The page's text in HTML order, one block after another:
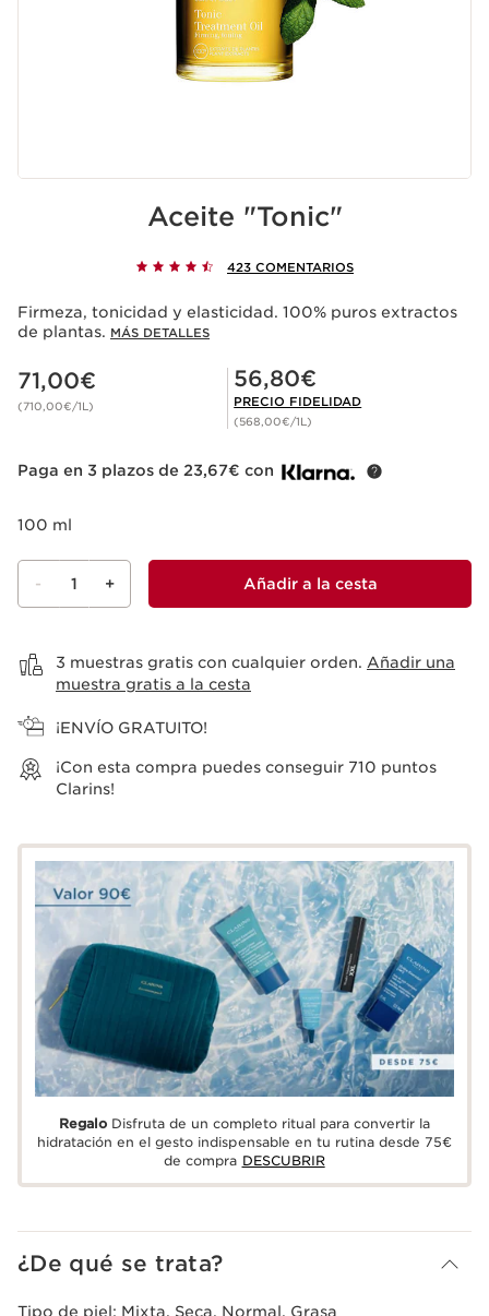
Aceite "Tonic"
423 COMENTARIOS
Firmeza, tonicidad y elasticidad. 100% puros extractos
de plantas. MÁS DETALLES
Precio actual 71,00€
71,00€
(710,00€/1L)
Precio Fidelidad 56,80€
56,80€
PRECIO FIDELIDAD
(568,00€/1L)
Paga en 3 plazos de 23,67€ con
100 ml
- 1 + Añadir a la cesta
3 muestras gratis con cualquier orden. Añadir una
muestra gratis a la cesta
¡ENVÍO GRATUITO!
¡Con esta compra puedes conseguir 710 puntos
Clarins!
RegaloDisfruta de un completo ritual para convertir la
hidratación en el gesto indispensable en tu rutina desde 75€
de compra DESCUBRIR
¿De qué se trata?
Tipo de piel: Mixta, Seca, Normal, Grasa